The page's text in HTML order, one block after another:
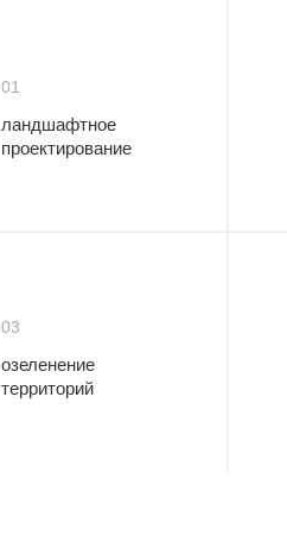
01
ландшафтное
проектирование
03
озеленение
территорий